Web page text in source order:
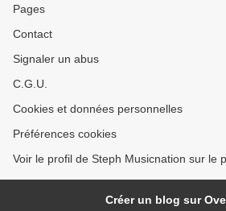
Pages
Contact
Signaler un abus
C.G.U.
Cookies et données personnelles
Préférences cookies
Voir le profil de Steph Musicnation sur le
Créer un blog sur